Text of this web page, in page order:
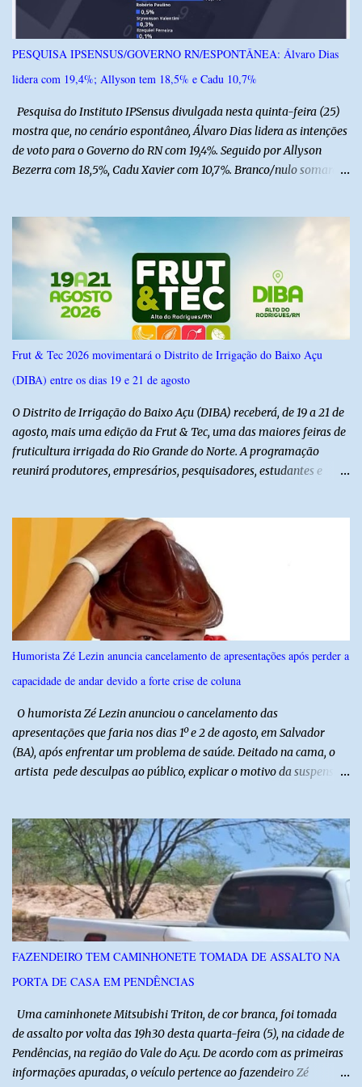
transferido pelo helicóptero Potiguar 02 para o Hospital
Monsenhor Walfredo Gurgel, em Natal, onde permanece internado
Polícia Militar, a criança é filha de um policial militar. PM reforça
alerta sobre álcool e direção Em nota, a Polícia Militar manifestou
PESQUISA IPSENSUS/GOVERNO RN/ESPONTÂNEA: Álvaro Dias
lidera com 19,4%; Allyson tem 18,5% e Cadu 10,7%
Pesquisa do Instituto IPSensus divulgada nesta quinta-feira (25)
mostra que, no cenário espontâneo, Álvaro Dias lidera as intenções
de voto para o Governo do RN com 19,4%. Seguido por Allyson
Bezerra com 18,5%, Cadu Xavier com 10,7%. Branco/nulo somaram
do Norte entre os dias 18 e 22 de junho de 2026. O levantamento
possui margem de erro de 2,5 pontos percentuais e nível de
confiança de 95%. Registro no TSE: RN-09520/2026
Frut & Tec 2026 movimentará o Distrito de Irrigação do Baixo Açu
(DIBA) entre os dias 19 e 21 de agosto
O Distrito de Irrigação do Baixo Açu (DIBA) receberá, de 19 a 21 de
agosto, mais uma edição da Frut & Tec, uma das maiores feiras de
fruticultura irrigada do Rio Grande do Norte. A programação
reunirá produtores, empresários, pesquisadores, estudantes e
instituições e tecnologias voltadas ao setor. Além das atividades
técnicas, a feira contará com programação cultural. No dia 20 de
agosto, o público poderá prestigiar o show de humor com Mução,
seguido de apresentação musical de Vê Barreto. A Frut & Tec
reforça a importância do Distrito de Irrigação do Baixo Açu como
referência na fruticultura irrigada, promovendo conhecimento,
Humorista Zé Lezin anuncia cancelamento de apresentações após perder a
capacidade de andar devido a forte crise de coluna
O humorista Zé Lezin anunciou o cancelamento das
apresentações que faria nos dias 1º e 2 de agosto, em Salvador
(BA), após enfrentar um problema de saúde. Deitado na cama, o
artista pede desculpas ao público, explicar o motivo da suspensão
impossível viajar e subir ao palco. O comediante contou que
precisou ser levado a um hospital depois de perder a capacidade
de andar normalmente. “Eu não estou conseguindo nem me
levantar direito da cama. É um processo muito dolorido”, relatou o
humorista. Durante o atendimento médico, o humorista foi
diagnosticado com “bico de papagaio” na região da coluna. De
afirmou ainda que está passando por um tratamento intenso, com
FAZENDEIRO TEM CAMINHONETE TOMADA DE ASSALTO NA
PORTA DE CASA EM PENDÊNCIAS
Uma caminhonete Mitsubishi Triton, de cor branca, foi tomada
de assalto por volta das 19h30 desta quarta-feira (5), na cidade de
Pendências, na região do Vale do Açu. De acordo com as primeiras
informações apuradas, o veículo pertence ao fazendeiro Zé